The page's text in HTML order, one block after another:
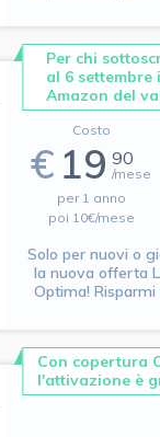
Per chi
al 6
Amazon del
Costo
€ 19 90
/mese
per 1 anno
poi 10€/mese
Solo per nuovi o
la nuova offerta
Optima!
Con copertura
l'attivazione è